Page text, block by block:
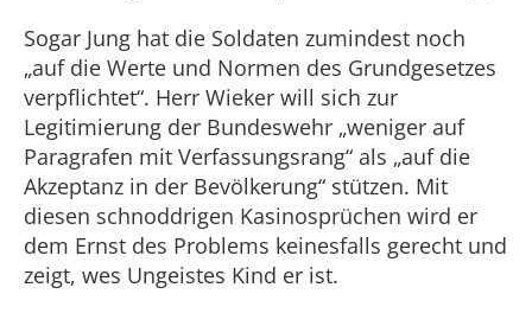
Sogar Jung hat die Soldaten zumindest noch
„auf die Werte und Normen des Grundgesetzes
verpflichtet“. Herr Wieker will sich zur
Legitimierung der Bundeswehr „weniger auf
Paragrafen mit Verfassungsrang“ als „auf die
Akzeptanz in der Bevölkerung“ stützen. Mit
diesen schnoddrigen Kasinosprüchen wird er
dem Ernst des Problems keinesfalls gerecht und
zeigt, wes Ungeistes Kind er ist.